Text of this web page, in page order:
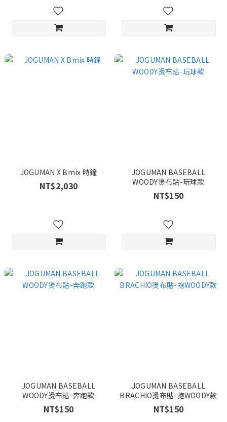
JOGUMAN X Bmix 時鐘
NT$2,030
JOGUMAN BASEBALL
WOODY燙布貼-玩球款
NT$150
JOGUMAN BASEBALL
WOODY燙布貼-奔跑款
NT$150
JOGUMAN BASEBALL
BRACHIO燙布貼-抱WOODY款
NT$150